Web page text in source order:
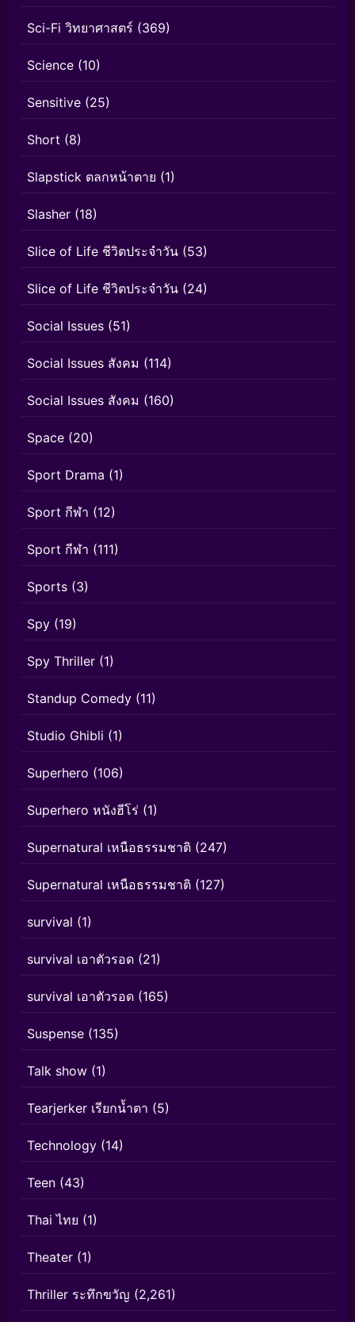
Sci-Fi วิทยาศาสตร์ (369)
Science (10)
Sensitive (25)
Short (8)
Slapstick ตลกหน้าตาย (1)
Slasher (18)
Slice of Life ชีวิตประจำวัน (53)
Slice of Life ชีวิตประจำวัน (24)
Social Issues (51)
Social Issues สังคม (114)
Social Issues สังคม (160)
Space (20)
Sport Drama (1)
Sport กีฬา (12)
Sport กีฬา (111)
Sports (3)
Spy (19)
Spy Thriller (1)
Standup Comedy (11)
Studio Ghibli (1)
Superhero (106)
Superhero หนังฮีโร่ (1)
Supernatural เหนือธรรมชาติ (247)
Supernatural เหนือธรรมชาติ (127)
survival (1)
survival เอาตัวรอด (21)
survival เอาตัวรอด (165)
Suspense (135)
Talk show (1)
Tearjerker เรียกน้ำตา (5)
Technology (14)
Teen (43)
Thai ไทย (1)
Theater (1)
Thriller ระทึกขวัญ (2,261)